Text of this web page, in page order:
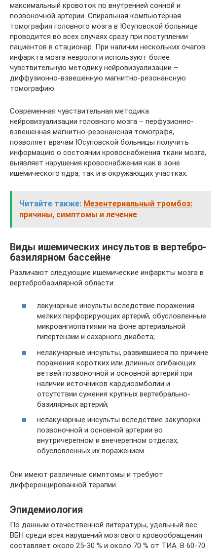
максимальный кровоток по внутренней сонной и
позвоночной артерии. Спиральная компьютерная
томография головного мозга в Юсуповской больнице
проводится во всех случаях сразу при поступлении
пациентов в стационар. При наличии нескольких очагов
инфаркта мозга неврологи используют более
чувствительную методику нейровизуализации –
диффузионно-взвешенную магнитно-резонансную
томографию.
Современная чувствительная методика
нейровизуализации головного мозга – перфузионно-
взвешенная магнитно-резонансная томографя,
позволяет врачам Юсуповской больницы получить
информацию о состоянии кровоснабжения ткани мозга,
выявляет нарушения кровоснабжения как в зоне
ишемического ядра, так и в окружающих участках.
Читайте также: Мезентериальный тромбоз:
причины, симптомы и лечение
Виды ишемических инсультов в вертебро-
базилярном бассейне
Различают следующие ишемические инфаркты мозга в
вертебробазилярной области:
лакунарные инсульты вследствие поражения
мелких перфорирующих артерий, обусловленные
микроангиопатиями на фоне артериальной
гипертензии и сахарного диабета;
нелакунарные инсульты, развившиеся по причине
поражения коротких или длинных огибающих
ветвей позвоночной и основной артерий при
наличии источников кардиоэмболии и
отсутствии сужения крупных вертебрально-
базилярных артерий;
нелакунарные инсульты вследствие закупорки
позвоночной и основной артерии во
внутричерепном и внечерепном отделах,
обусловленных их поражением.
Они имеют различные симптомы и требуют
дифференцированной терапии.
Эпидемиология
По данным отечественной литературы, удельный вес
ВБН среди всех нарушений мозгового кровообращения
составляет около 25-30 % и около 70 % от ТИА. В 60-70